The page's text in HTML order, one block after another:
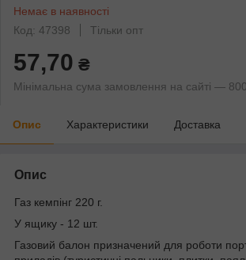
Немає в наявності
Код: 47398
Тільки опт
57,70 ₴
Мінімальна сума замовлення на сайті —
Опис Характеристики Доставка
Опис
Газ кемпінг 220 г.
У ящику - 12 шт.
Газовий балон призначений для роботи